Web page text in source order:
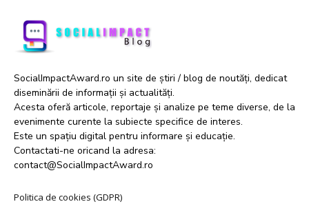
SocialImpactAward.ro un site de știri / blog de noutăți, dedicat
diseminării de informații și actualități.
Acesta oferă articole, reportaje și analize pe teme diverse, de la
evenimente curente la subiecte specifice de interes.
Este un spațiu digital pentru informare și educație.
Contactati-ne oricand la adresa:
contact@SocialImpactAward.ro
Politica de cookies (GDPR)